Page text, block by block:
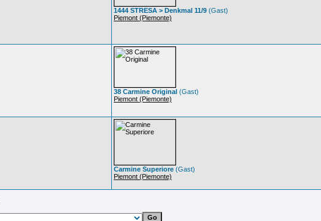
1444 STRESA > Denkmal 11/9 (Gast)
Piemont (Piemonte)
38 Carmine Original (Gast)
Piemont (Piemonte)
Carmine Superiore (Gast)
Piemont (Piemonte)